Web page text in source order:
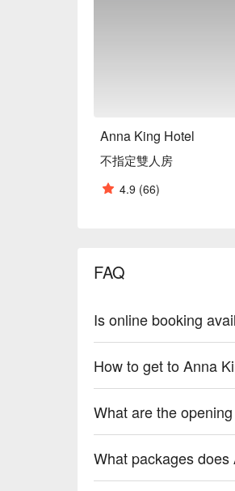
Anna King Hotel
不指定雙人房
4.9 (66)
FAQ
Is online booking
How to get to Anna
What are the
What packages